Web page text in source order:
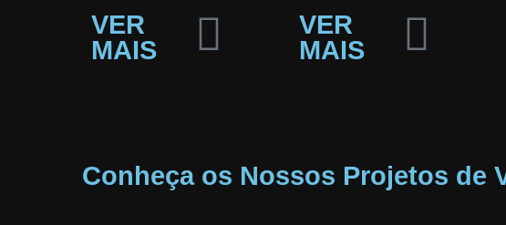
VER
MAIS
VER
MAIS
Conheça os Nossos Projetos de